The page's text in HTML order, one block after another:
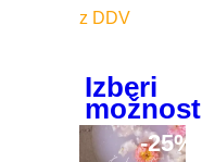
Izberi
možnost
-25%